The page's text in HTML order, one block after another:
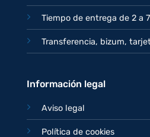
Tiempo de entrega de 2 a
Transferencia, bizum,
Información legal
Aviso legal
Política de cookies